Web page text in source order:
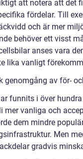
att notera att det
fördelar. Till
och är mer
behöver ett visst
anses vara
lika vanligt
genomgång av för-
funnits i över
mer vanliga och
dem mindre
Men
gradvis